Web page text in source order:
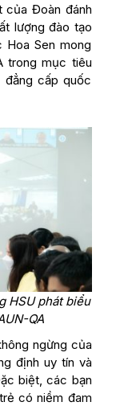
của Đoàn đánh
lượng đào tạo
Sen mong
trong mục tiêu
cấp quốc
HSU phát biểu
QA
ngừng của
định uy tín và
biệt, các bạn
có niềm đam